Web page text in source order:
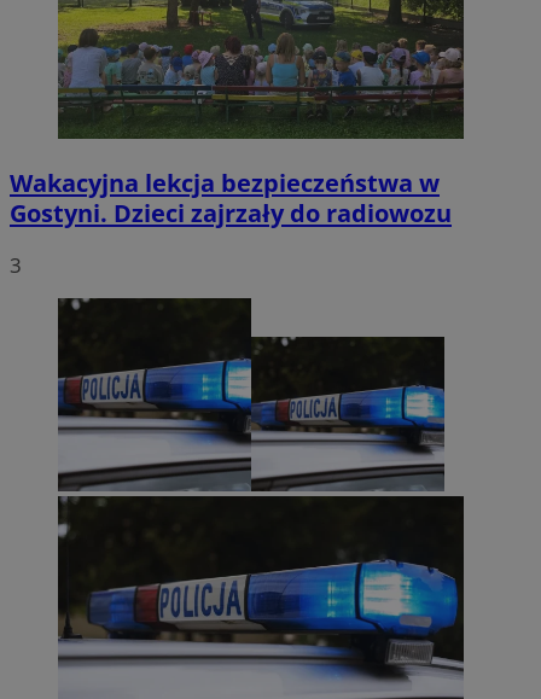
Wakacyjna lekcja bezpieczeństwa w
Gostyni. Dzieci zajrzały do radiowozu
3